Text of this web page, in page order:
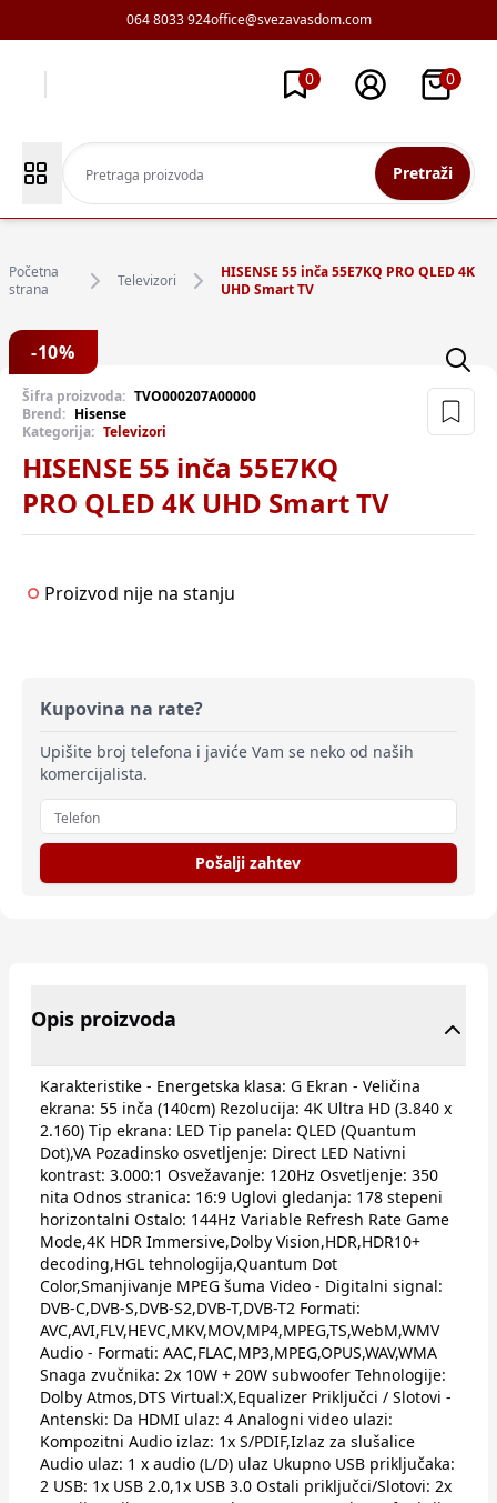
064 8033 924office@svezavasdom.com
0 0
Pretraži
Početna
strana
Televizori
HISENSE 55 inča 55E7KQ PRO QLED 4K
UHD Smart TV
-10%
Šifra proizvoda: TVO000207A00000
Brend: Hisense
Kategorija: Televizori
HISENSE 55 inča 55E7KQ
PRO QLED 4K UHD Smart TV
Proizvod nije na stanju
Kupovina na rate?
Upišite broj telefona i javiće Vam se neko od naših
komercijalista.
Pošalji zahtev
Opis proizvoda
Karakteristike - Energetska klasa: G Ekran - Veličina
ekrana: 55 inča (140cm) Rezolucija: 4K Ultra HD (3.840 x
2.160) Tip ekrana: LED Tip panela: QLED (Quantum
Dot),VA Pozadinsko osvetljenje: Direct LED Nativni
kontrast: 3.000:1 Osvežavanje: 120Hz Osvetljenje: 350
nita Odnos stranica: 16:9 Uglovi gledanja: 178 stepeni
horizontalni Ostalo: 144Hz Variable Refresh Rate Game
Mode,4K HDR Immersive,Dolby Vision,HDR,HDR10+
decoding,HGL tehnologija,Quantum Dot
Color,Smanjivanje MPEG šuma Video - Digitalni signal:
DVB-C,DVB-S,DVB-S2,DVB-T,DVB-T2 Formati:
AVC,AVI,FLV,HEVC,MKV,MOV,MP4,MPEG,TS,WebM,WMV
Audio - Formati: AAC,FLAC,MP3,MPEG,OPUS,WAV,WMA
Snaga zvučnika: 2x 10W + 20W subwoofer Tehnologije:
Dolby Atmos,DTS Virtual:X,Equalizer Priključci / Slotovi -
Antenski: Da HDMI ulaz: 4 Analogni video ulazi:
Kompozitni Audio izlaz: 1x S/PDIF,Izlaz za slušalice
Audio ulaz: 1 x audio (L/D) ulaz Ukupno USB priključaka:
2 USB: 1x USB 2.0,1x USB 3.0 Ostali priključci/Slotovi: 2x